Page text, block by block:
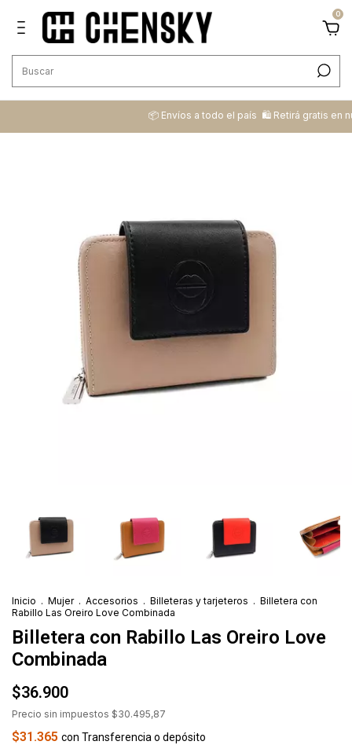
0
📦 ​Envíos a todo el país ​ 🛍️​ Retirá gratis en
Inicio . Mujer . Accesorios . Billeteras y tarjeteros . Billetera con
Rabillo Las Oreiro Love Combinada
Billetera con Rabillo Las Oreiro Love
Combinada
$36.900
Precio sin impuestos $30.495,87
$31.365 con Transferencia o depósito